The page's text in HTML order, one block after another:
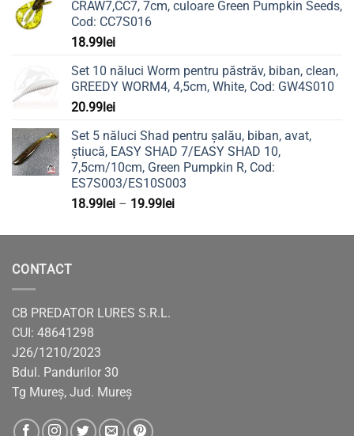
CRAW7,CC7, 7cm, culoare Green Pumpkin Seeds,
Cod: CC7S016
18.99 lei
Set 10 năluci Worm pentru păstrăv, biban, clean,
GREEDY WORM4, 4,5cm, White, Cod: GW4S010
20.99 lei
Set 5 năluci Shad pentru șalău, biban, avat,
știucă, EASY SHAD 7/EASY SHAD 10,
7,5cm/10cm, Green Pumpkin R, Cod:
ES7S003/ES10S003
18.99 lei – 19.99 leiInterval
prețuri:
CONTACT
CB PREDATOR LURES S.R.L.
CUI: 48641298
J26/1210/2023
Bdul. Pandurilor 30
Tg Mureș, Jud. Mureș